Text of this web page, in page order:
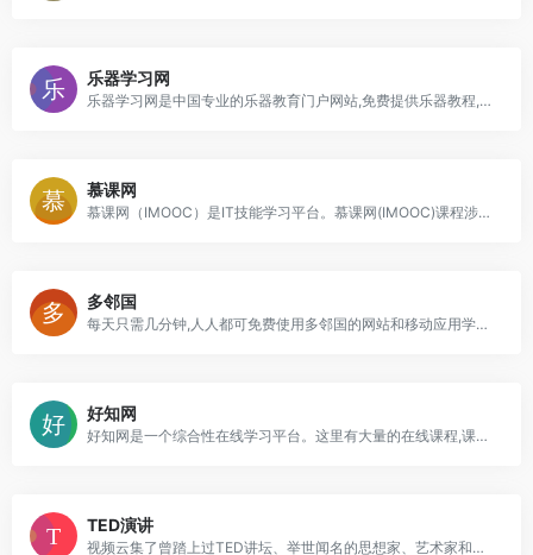
乐器学习网
乐器学习网是中国专业的乐器教育门户网站,免费提供乐器教程,曲谱,器乐试听及下载,乐器演奏视频欣赏,乐器考级资讯等内容;打造最具人气的民族与西洋乐器学习交流互动平台
慕课网
慕课网（IMOOC）是IT技能学习平台。慕课网(IMOOC)课程涉及JAVA、前端、Python、大数据等60类主流技术语言，覆盖了面试就业、职业成长、自我提升等需求场景，帮助用户实现从技能提升到岗位提升的能力闭环
多邻国
每天只需几分钟,人人都可免费使用多邻国的网站和移动应用学习超过 30 种的外语。小口小口啃外语,科学又有趣
好知网
好知网是一个综合性在线学习平台。这里有大量的在线课程,课程涵盖计算机知识,企业管理,摄影,photoshop,职业技能,运动、外语、美食,时尚,手工艺,公开课,职业资格考试...
TED演讲
视频云集了曾踏上过TED讲坛、举世闻名的思想家、艺术家和科技专家。能够免费地与世界分享这些讲演，是我们的荣幸。而且你可以免费下载这些视频。视频包含可以互动的英文讲稿同多达80多个语种的字幕